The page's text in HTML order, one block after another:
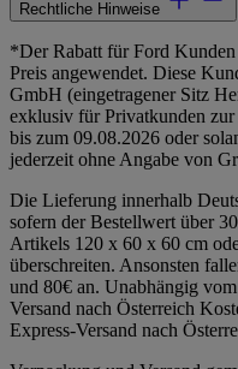
Rechtliche Hinweise
*Der Rabatt für Ford
Preis angewendet. Diese
GmbH (eingetragener Sitz
exklusiv für Privatkunden
bis zum 09.08.2026 oder
jederzeit ohne Angabe von
Die Lieferung innerhalb
sofern der Bestellwert über
Artikels 120 x 60 x 60 cm
überschreiten. Ansonsten
und 80€ an. Unabhängig
Versand nach Österreich
Express-Versand nach